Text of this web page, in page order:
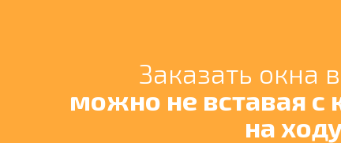
Заказать окна
можно не вставая с
на